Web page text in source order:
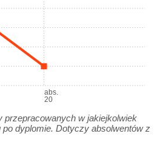
abs.
20
przepracowanych w jakiejkolwiek
dyplomie. Dotyczy absolwentów z